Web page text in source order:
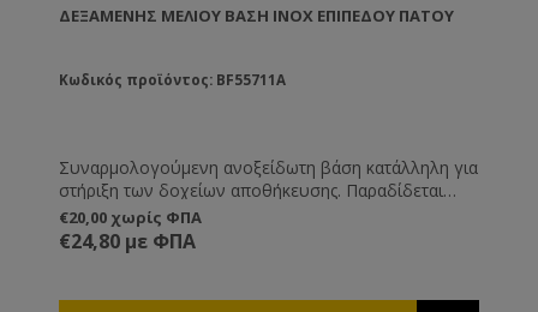
ΔΕΞΑΜΕΝΉΣ ΜΕΛΙΟΎ ΒΆΣΗ ΙΝΟΧ ΕΠΊΠΕΔΟΥ ΠΆΤΟΥ
Κωδικός προϊόντος: BF55711A
Συναρμολογούμενη ανοξείδωτη βάση κατάλληλη για
στήριξη των δοχείων αποθήκευσης. Παραδίδεται
ασυναρμολόγητη. Αν την επιθυμείτε
συναρμολογημένη ενημερώστε μας.
€20,00 χωρίς ΦΠΑ
€24,80 με ΦΠΑ